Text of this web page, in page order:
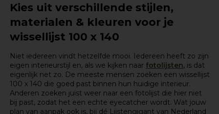
Kies uit verschillende stijlen,
materialen & kleuren voor je
wissellijst 100 x 140
Niet iedereen vindt hetzelfde mooi. Iedereen heeft zo zijn
eigen interieurstijl en, als we kijken naar fotolijsten, is dat
eigenlijk net zo. De meeste mensen zoeken een wissellijst
100 x 140 die goed past binnen hun huidige interieur.
Anderen zoeken juist weer naar een fotolijst die hier niet
bij past, zodat het een echte eyecatcher wordt. Wat jouw
plan van aanpak ook is, bij dé Lijstengigant van Nederland